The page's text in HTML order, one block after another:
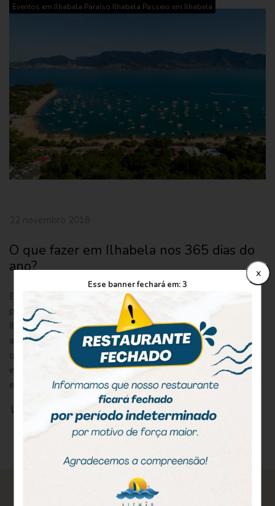
Eventos em Ilhabela Paraíso Ilhabela Passeio em Ilhabela
O que fazer em Ilhabela nos 365 dias do
ano?
Esse pedacinho de paraíso é um destino apaixonante. É
possível programar atividades e curtir os feriados em
Ilhabela além de eventos que regam o calendário oficial do
arquipélago praticamente nos 365 dias do ano. Nos dias
que não fazem parte de uma data comemorativa, por
exemplo, pode acontecer uma regata, campeonato de
esporte popular ou um […]
LEIA MAIS
x
Esse banner fechará em:2